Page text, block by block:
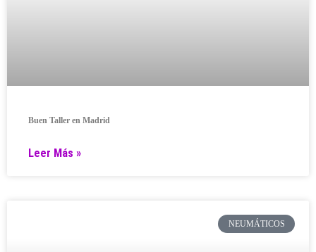
Buen Taller en Madrid
Leer Más »
NEUMÁTICOS